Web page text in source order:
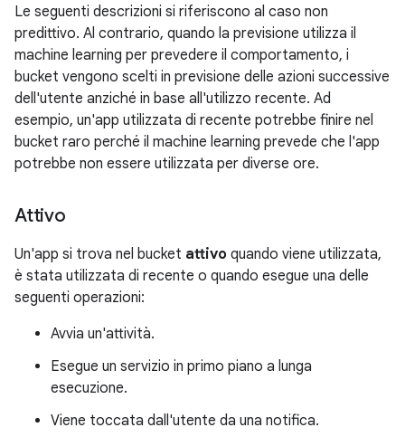
Le seguenti descrizioni si riferiscono al caso non
predittivo. Al contrario, quando la previsione utilizza il
machine learning per prevedere il comportamento, i
bucket vengono scelti in previsione delle azioni successive
dell'utente anziché in base all'utilizzo recente. Ad
esempio, un'app utilizzata di recente potrebbe finire nel
bucket raro perché il machine learning prevede che l'app
potrebbe non essere utilizzata per diverse ore.
Attivo
Un'app si trova nel bucket attivo quando viene utilizzata,
è stata utilizzata di recente o quando esegue una delle
seguenti operazioni:
Avvia un'attività.
Esegue un servizio in primo piano a lunga
esecuzione.
Viene toccata dall'utente da una notifica.